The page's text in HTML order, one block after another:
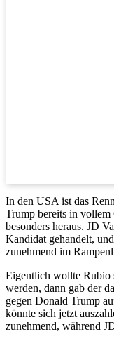
In den USA ist das
Trump bereits in vollem
besonders heraus. JD
Kandidat gehandelt,
zunehmend im
Eigentlich wollte Rubio
werden, dann gab der
gegen Donald Trump
könnte sich jetzt
zunehmend, während